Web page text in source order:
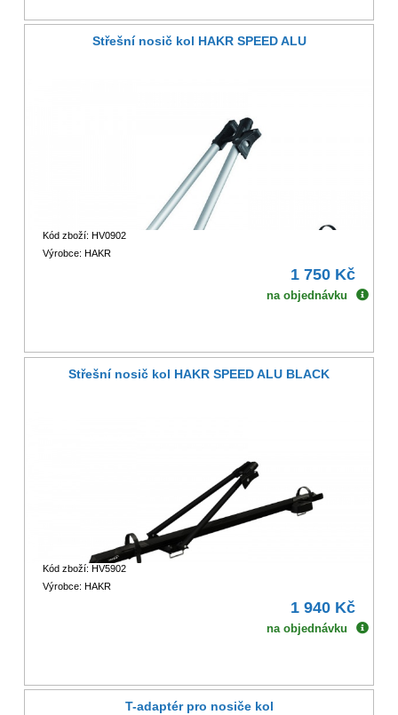
Střešní nosič kol HAKR SPEED ALU
Kód zboží: HV0902
Výrobce: HAKR
1 750 Kč
na objednávku
Střešní nosič kol HAKR SPEED ALU BLACK
Kód zboží: HV5902
Výrobce: HAKR
1 940 Kč
na objednávku
T-adaptér pro nosiče kol